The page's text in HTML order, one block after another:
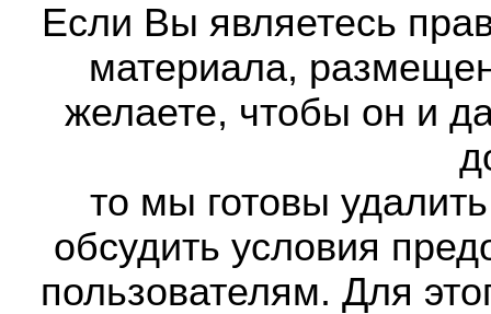
Если Вы являетесь
материала,
желаете, чтобы он и
то мы готовы
обсудить условия
пользователям. Для